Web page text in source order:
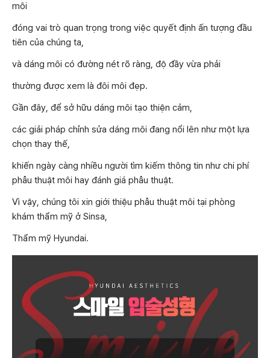
môi
đóng vai trò quan trọng trong việc quyết định ấn tượng đầu
tiên của chúng ta,
và dáng môi có đường nét rõ ràng, độ đầy vừa phải
thường được xem là đôi môi đẹp.
Gần đây, để sở hữu dáng môi tạo thiện cảm,
các giải pháp chỉnh sửa dáng môi đang nổi lên như một lựa
chọn thay thế,
khiến ngày càng nhiều người tìm kiếm thông tin như chi phí
phẫu thuật môi hay đánh giá phẫu thuật.
Vì vậy, chúng tôi xin giới thiệu phẫu thuật môi tại phòng
khám thẩm mỹ ở Sinsa,
Thẩm mỹ Hyundai.